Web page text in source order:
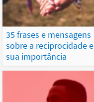
35 frases e mensagens
sobre a reciprocidade e
sua importância